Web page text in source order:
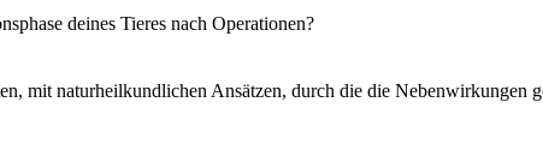
deines Tieres nach Operationen?
mit naturheilkundlichen Ansätzen, durch die die Nebenwirkungen